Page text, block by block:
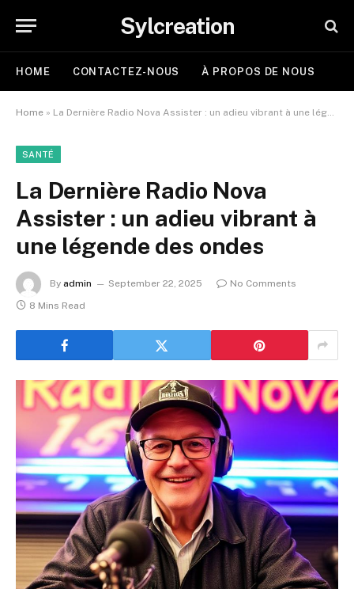
Sylcreation
HOME CONTACTEZ-NOUS À PROPOS DE NOUS
Home » La Dernière Radio Nova Assister : un adieu vibrant à une légende des ondes
SANTÉ
La Dernière Radio Nova
Assister : un adieu vibrant à
une légende des ondes
By admin September 22, 2025
No Comments
8 Mins Read